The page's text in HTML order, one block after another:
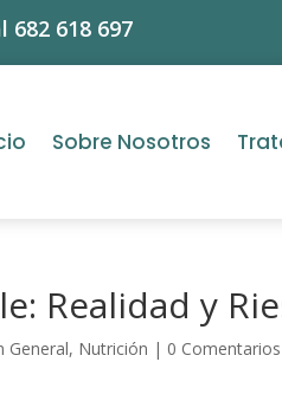
618 697
Sobre Nosotros
Realidad y
General, Nutrición | 0 Comentarios